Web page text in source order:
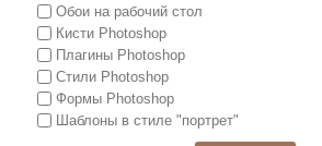
Обои на рабочий стол
Кисти Photoshop
Плагины Photoshop
Стили Photoshop
Формы Photoshop
Шаблоны в стиле "портрет"